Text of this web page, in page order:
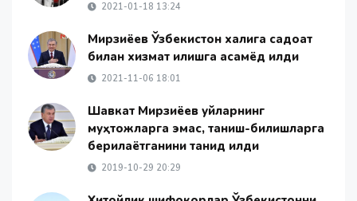
2021-01-18 13:24
Мирзиёев Ўзбекистон халқига садоқат
билан хизмат қилишга қасамёд қилди
2021-11-06 18:01
Шавкат Мирзиёев уйларнинг
муҳтожларга эмас, таниш-билишларга
берилаётганини танқид қилди
2019-10-29 20:29